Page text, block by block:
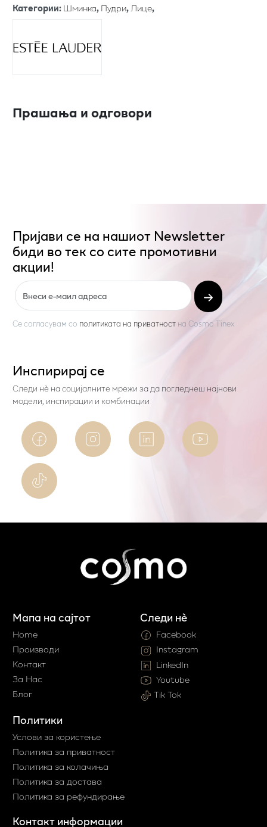
Категории:Шминка,Пудри,Лице,
Прашања и одговори
Пријави се на нашиот Newsletter
биди во тек со сите промотивни
акции!
Се согласувам со политиката на приватност на Cosmo Tinex
Инспирирај се
Следи нѐ на социјалните мрежи за да погледнеш најнови
модели, инспирации и комбинации
Мапа на сајтот
Home
Производи
Контакт
За Нас
Блог
Политики
Услови за користење
Политика за приватност
Политика за колачиња
Политика за достава
Политика за рефундирање
Контакт информации
Следи нè
Facebook
Instagram
LinkedIn
Youtube
Tik Tok